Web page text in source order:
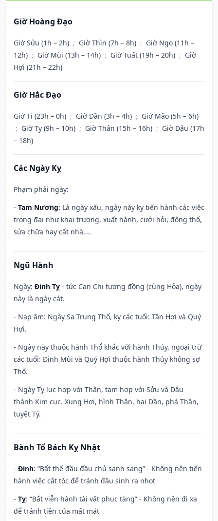
Giờ Hoàng Đạo
Giờ Sửu (1h – 2h) ; Giờ Thìn (7h – 8h) ; Giờ Ngọ (11h –
12h) ; Giờ Mùi (13h – 14h) ; Giờ Tuất (19h – 20h) ; Giờ
Hợi (21h – 22h)
Giờ Hắc Đạo
Giờ Tí (23h – 0h) ; Giờ Dần (3h – 4h) ; Giờ Mão (5h – 6h)
; Giờ Tỵ (9h – 10h) ; Giờ Thân (15h – 16h) ; Giờ Dậu (17h
– 18h)
Các Ngày Kỵ
Phạm phải ngày:
- Tam Nương: Là ngày xấu, ngày này kỵ tiến hành các việc
trọng đại như khai trương, xuất hành, cưới hỏi, động thổ,
sửa chữa hay cất nhà,...
Ngũ Hành
Ngày: Đinh Tỵ - tức Can Chi tương đồng (cùng Hỏa), ngày
này là ngày cát.
- Nạp âm: Ngày Sa Trung Thổ, kỵ các tuổi: Tân Hợi và Quý
Hợi.
- Ngày này thuộc hành Thổ khắc với hành Thủy, ngoại trừ
các tuổi: Đinh Mùi và Quý Hợi thuộc hành Thủy không sợ
Thổ.
- Ngày Tỵ lục hợp với Thân, tam hợp với Sửu và Dậu
thành Kim cục. Xung Hợi, hình Thân, hại Dần, phá Thân,
tuyệt Tý.
Bành Tổ Bách Kỵ Nhật
- Đinh: “Bất thế đầu đầu chủ sanh sang” - Không nên tiến
hành việc cắt tóc để tránh đầu sinh ra nhọt
- Tỵ: “Bất viễn hành tài vật phục tàng” - Không nên đi xa
để tránh tiền của mất mát